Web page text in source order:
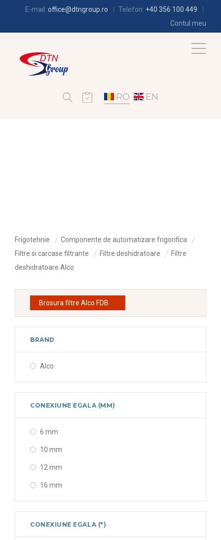
E-mail: office@dtngroup.ro Telefon: +40 356 100 449
Contul meu
RO EN
Frigotehnie
Componente de automatizare frigorifica
Filtre si carcase filtrante
Filtre deshidratoare
Filtre
deshidratoare Alco
Brosura filtre Alco FDB
BRAND
Alco
CONEXIUNE EGALA (MM)
6 mm
10 mm
12 mm
16 mm
CONEXIUNE EGALA (")